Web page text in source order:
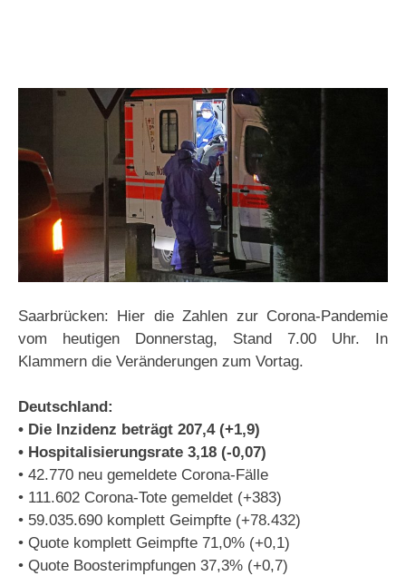
Saarbrücken: Hier die Zahlen zur Corona-Pandemie
vom heutigen Donnerstag, Stand 7.00 Uhr. In
Klammern die Veränderungen zum Vortag.
Deutschland:
• Die Inzidenz beträgt 207,4 (+1,9)
• Hospitalisierungsrate 3,18 (-0,07)
• 42.770 neu gemeldete Corona-Fälle
• 111.602 Corona-Tote gemeldet (+383)
• 59.035.690 komplett Geimpfte (+78.432)
• Quote komplett Geimpfte 71,0% (+0,1)
• Quote Boosterimpfungen 37,3% (+0,7)